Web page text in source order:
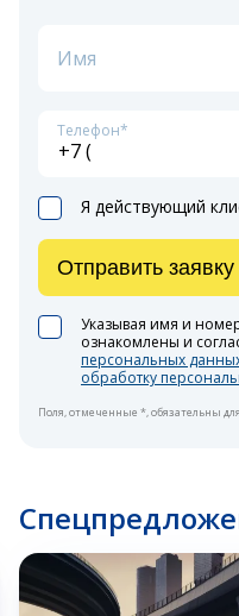
Имя
Телефон*
Я действующий
Указывая имя и
ознакомлены и
персональных
обработку
Отправить заявку
Поля, отмеченные *, обязательны